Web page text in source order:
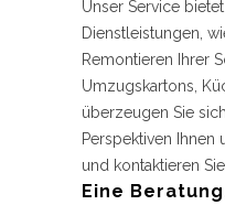
Unser Service
Dienstleistungen,
Remontieren Ihrer
Umzugskartons,
überzeugen Sie
Perspektiven Ihnen
und kontaktieren Sie
Eine